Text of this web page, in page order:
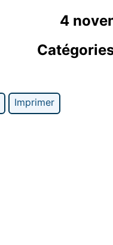
4
Imprimer